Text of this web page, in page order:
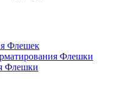
Флешек
Флешки
Флешки